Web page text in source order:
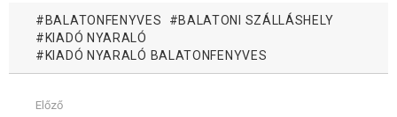
BALATONFENYVES
BALATONI SZÁLLÁSHELY
KIADÓ NYARALÓ
KIADÓ NYARALÓ BALATONFENYVES
MutassElőző